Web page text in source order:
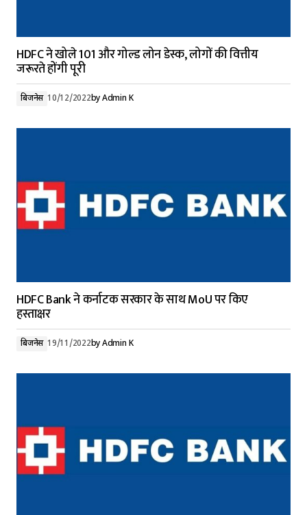
HDFC ने खोले 101 और गोल्ड लोन डेस्क, लोगों की वित्तीय
जरूरते होंगी पूरी
बिजनेस 10/12/2022byAdmin K
HDFC Bank ने कर्नाटक सरकार के साथ MoU पर किए
हस्ताक्षर
बिजनेस 19/11/2022byAdmin K